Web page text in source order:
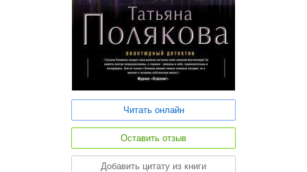
Читать онлайн
Оставить отзыв
Добавить цитату из книги